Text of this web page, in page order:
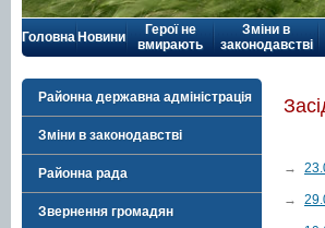
Головна Новини
Герої не
вмирають
Зміни в
законодавстві
Районна державна адміністрація
Зміни в законодавстві
Районна рада
Звернення громадян
→
→